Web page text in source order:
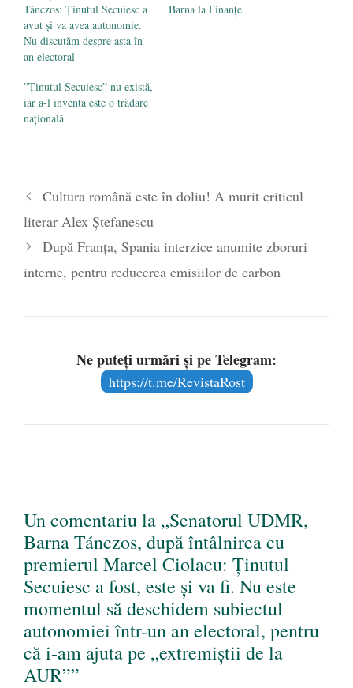
Tánczos: Ținutul Secuiesc a
avut și va avea autonomie.
Nu discutăm despre asta în
an electoral
Barna la Finanțe
”Ținutul Secuiesc” nu există,
iar a-l inventa este o trădare
națională
Cultura română este în doliu! A murit criticul
literar Alex Ștefanescu
După Franța, Spania interzice anumite zboruri
interne, pentru reducerea emisiilor de carbon
Ne puteți urmări și pe Telegram:
https://t.me/RevistaRost
Un comentariu la „Senatorul UDMR,
Barna Tánczos, după întâlnirea cu
premierul Marcel Ciolacu: Ţinutul
Secuiesc a fost, este şi va fi. Nu este
momentul să deschidem subiectul
autonomiei într-un an electoral, pentru
că i-am ajuta pe „extremiștii de la
AUR””